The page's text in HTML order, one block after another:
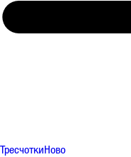
ТресчоткиНово